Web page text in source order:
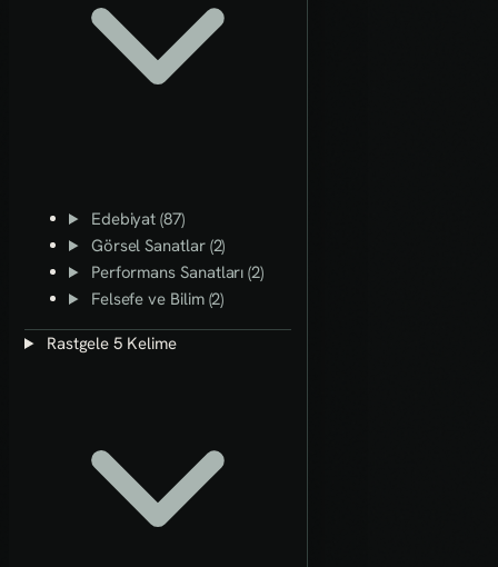
Edebiyat (87)
Görsel Sanatlar (2)
Performans Sanatları (2)
Felsefe ve Bilim (2)
Rastgele 5 Kelime